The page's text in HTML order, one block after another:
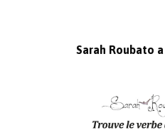
Sarah Roubato